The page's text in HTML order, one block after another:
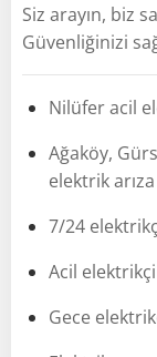
Siz arayın, biz
Güvenliğinizi
Nilüfer acil
Ağaköy,
elektrik arıza
7/24
Acil
Gece